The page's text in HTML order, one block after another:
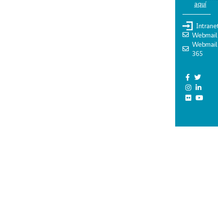
aquí
Webmail
Webmail
365